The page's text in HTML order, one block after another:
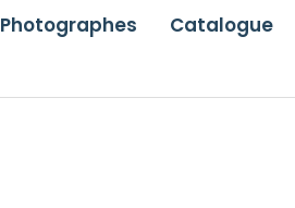
Photographes Catalogue